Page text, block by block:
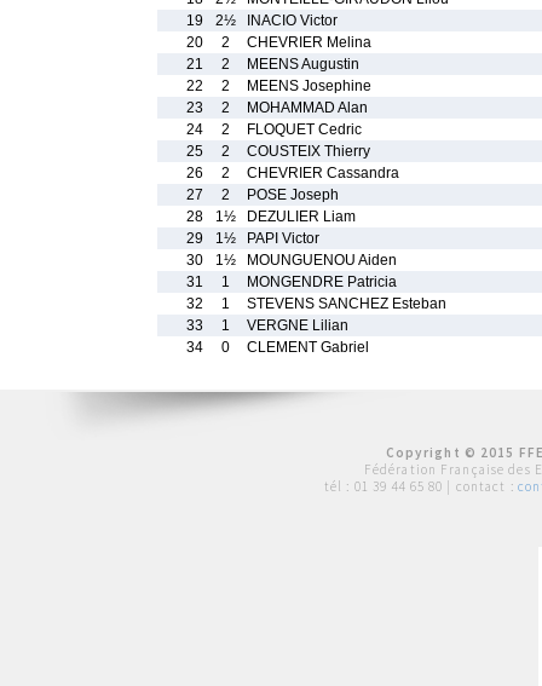
19
2½
INACIO Victor
20
2
CHEVRIER Melina
21
2
MEENS Augustin
22
2
MEENS Josephine
23
2
MOHAMMAD Alan
24
2
FLOQUET Cedric
25
2
COUSTEIX Thierry
26
2
CHEVRIER Cassandra
27
2
POSE Joseph
28
1½
DEZULIER Liam
29
1½
PAPI Victor
30
1½
MOUNGUENOU Aiden
31
1
MONGENDRE Patricia
32
1
STEVENS SANCHEZ Esteban
33
1
VERGNE Lilian
34
0 CLEMENT Gabriel
Copyright © 2015
Fédération Française des
tél : 01 39 44 65 80 | contact :